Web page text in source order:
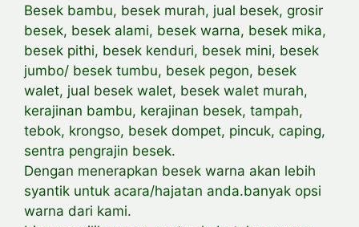
Besek bambu, besek murah, jual besek, grosir
besek, besek alami, besek warna, besek mika,
besek pithi, besek kenduri, besek mini, besek
jumbo/ besek tumbu, besek pegon, besek
walet, jual besek walet, besek walet murah,
kerajinan bambu, kerajinan besek, tampah,
tebok, krongso, besek dompet, pincuk, caping,
sentra pengrajin besek.
Dengan menerapkan besek warna akan lebih
syantik untuk acara/hajatan anda.banyak opsi
warna dari kami.